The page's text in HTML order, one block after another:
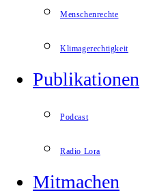
Menschenrechte
Klimagerechtigkeit
Publikationen
Podcast
Radio Lora
Mitmachen